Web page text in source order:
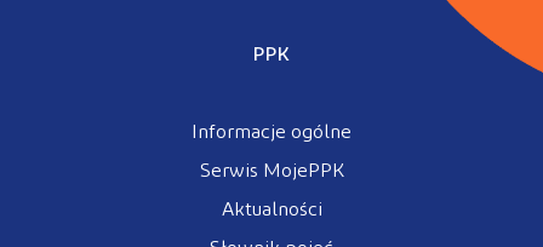
PPK
Informacje ogólne
Serwis MojePPK
Aktualności